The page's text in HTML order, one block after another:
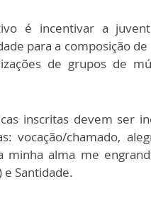
é incentivar a
para a composição
de grupos de
inscritas devem ser
vocação/chamado,
minha alma me
e Santidade.